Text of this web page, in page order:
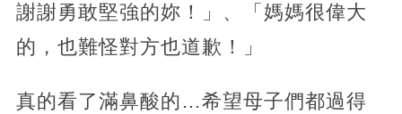
謝謝勇敢堅強的妳！」、「媽媽很偉大
的，也難怪對方也道歉！」
真的看了滿鼻酸的…希望母子們都過得